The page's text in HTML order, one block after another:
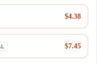
$4.38
$7.45